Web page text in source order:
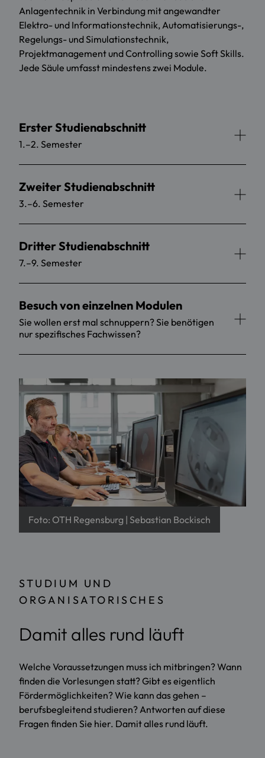
Anlagentechnik in Verbindung mit angewandter
Elektro- und Informationstechnik, Automatisierungs-,
Regelungs- und Simulationstechnik,
Projektmanagement und Controlling sowie Soft Skills.
Jede Säule umfasst mindestens zwei Module.
Erster Studienabschnitt
1.–2. Semester
Zweiter Studienabschnitt
3.–6. Semester
Dritter Studienabschnitt
7.–9. Semester
Besuch von einzelnen Modulen
Sie wollen erst mal schnuppern? Sie benötigen
nur spezifisches Fachwissen?
Foto: OTH Regensburg | Sebastian Bockisch
STUDIUM UND
ORGANISATORISCHES
Damit alles rund läuft
Welche Voraussetzungen muss ich mitbringen? Wann
finden die Vorlesungen statt? Gibt es eigentlich
Fördermöglichkeiten? Wie kann das gehen –
berufsbegleitend studieren? Antworten auf diese
Fragen finden Sie hier. Damit alles rund läuft.